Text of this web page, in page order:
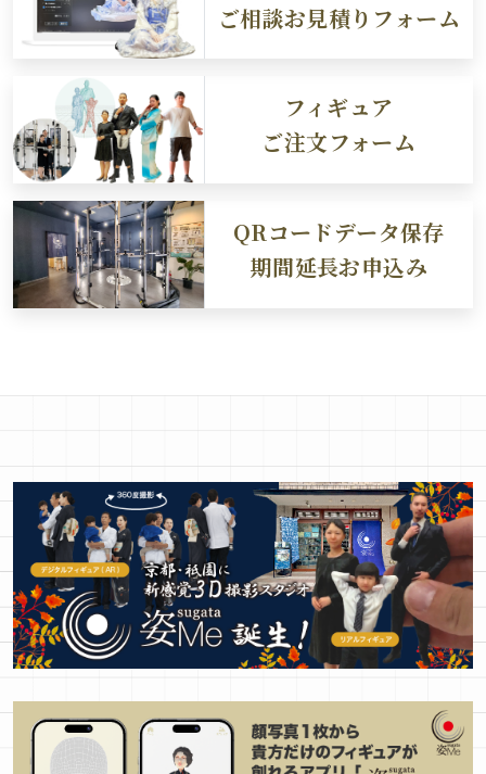
ご相談お見積りフォーム
フィギュア
ご注文フォーム
QRコードデータ保存
期間延長お申込み